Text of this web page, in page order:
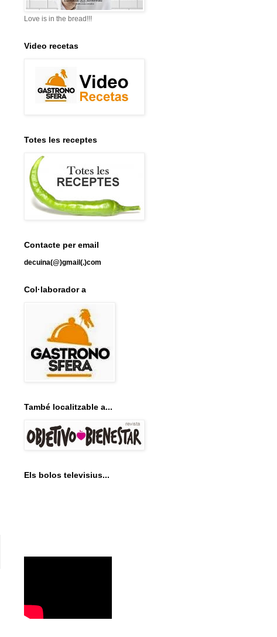
Love is in the bread!!!
Video recetas
Totes les receptes
Contacte per email
decuina(@)gmail(.)com
Col·laborador a
També localitzable a...
Els bolos televisius...